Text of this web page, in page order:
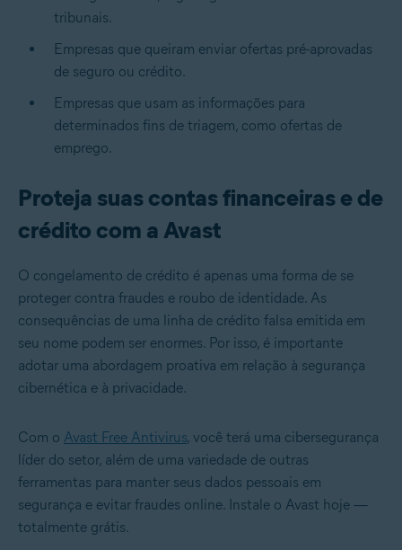
tribunais.
Empresas que queiram enviar ofertas pré-aprovadas
de seguro ou crédito.
Empresas que usam as informações para
determinados fins de triagem, como ofertas de
emprego.
Proteja suas contas financeiras e de
crédito com a Avast
O congelamento de crédito é apenas uma forma de se
proteger contra fraudes e roubo de identidade. As
consequências de uma linha de crédito falsa emitida em
seu nome podem ser enormes. Por isso, é importante
adotar uma abordagem proativa em relação à segurança
cibernética e à privacidade.
Com o Avast Free Antivirus, você terá uma cibersegurança
líder do setor, além de uma variedade de outras
ferramentas para manter seus dados pessoais em
segurança e evitar fraudes online. Instale o Avast hoje —
totalmente grátis.